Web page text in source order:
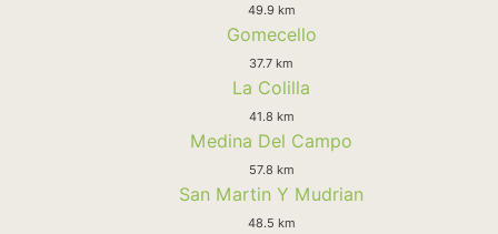
49.9 km
Gomecello
37.7 km
La Colilla
41.8 km
Medina Del Campo
57.8 km
San Martin Y Mudrian
48.5 km